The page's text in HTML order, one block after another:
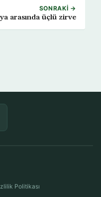
SONRAKI →
arasında üçlü zirve
Politikası